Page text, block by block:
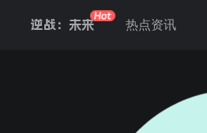
逆战：未来 热点资讯